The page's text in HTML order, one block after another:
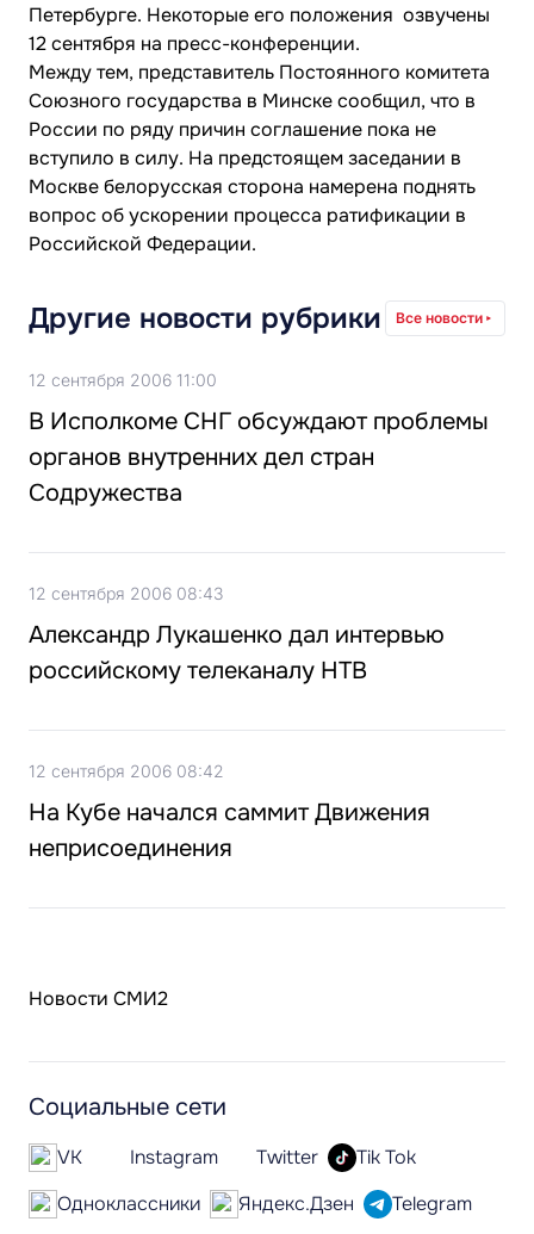
Петербурге. Некоторые его положения озвучены
12 сентября на пресс-конференции.
Между тем, представитель Постоянного комитета
Союзного государства в Минске сообщил, что в
России по ряду причин соглашение пока не
вступило в силу. На предстоящем заседании в
Москве белорусская сторона намерена поднять
вопрос об ускорении процесса ратификации в
Российской Федерации.
Другие новости рубрики Все новости
12 сентября 2006 11:00
В Исполкоме СНГ обсуждают проблемы
органов внутренних дел стран
Содружества
12 сентября 2006 08:43
Александр Лукашенко дал интервью
российскому телеканалу НТВ
12 сентября 2006 08:42
На Кубе начался саммит Движения
неприсоединения
Новости СМИ2
Социальные сети
VK Instagram Twitter
Tik Tok
Одноклассники
Яндекс.Дзен
Telegram